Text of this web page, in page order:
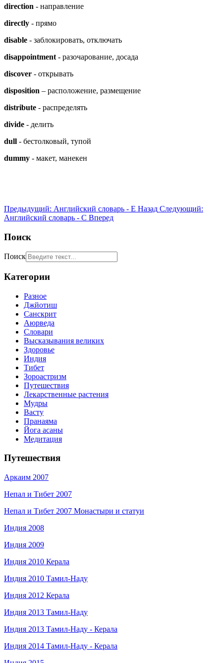
direction - направление
directly - прямо
disable - заблокировать, отключать
disappointment - разочарование, досада
discover - открывать
disposition – расположение, размещение
distribute - распределять
divide - делить
dull - бестолковый, тупой
dummy - макет, манекен
Предыдущий: Английский словарь - E Назад Следующий:
Английский словарь - C Вперед
Поиск
Поиск
Категории
Разное
Джйотиш
Санскрит
Аюрведа
Словари
Высказывания великих
Здоровье
Индия
Тибет
Зороастризм
Путешествия
Лекарственные растения
Мудры
Васту
Пранаяма
Йога асаны
Медитация
Путешествия
Аркаим 2007
Непал и Тибет 2007
Непал и Тибет 2007 Монастыри и статуи
Индия 2008
Индия 2009
Индия 2010 Керала
Индия 2010 Тамил-Наду
Индия 2012 Керала
Индия 2013 Тамил-Наду
Индия 2013 Тамил-Наду - Керала
Индия 2014 Тамил-Наду - Керала